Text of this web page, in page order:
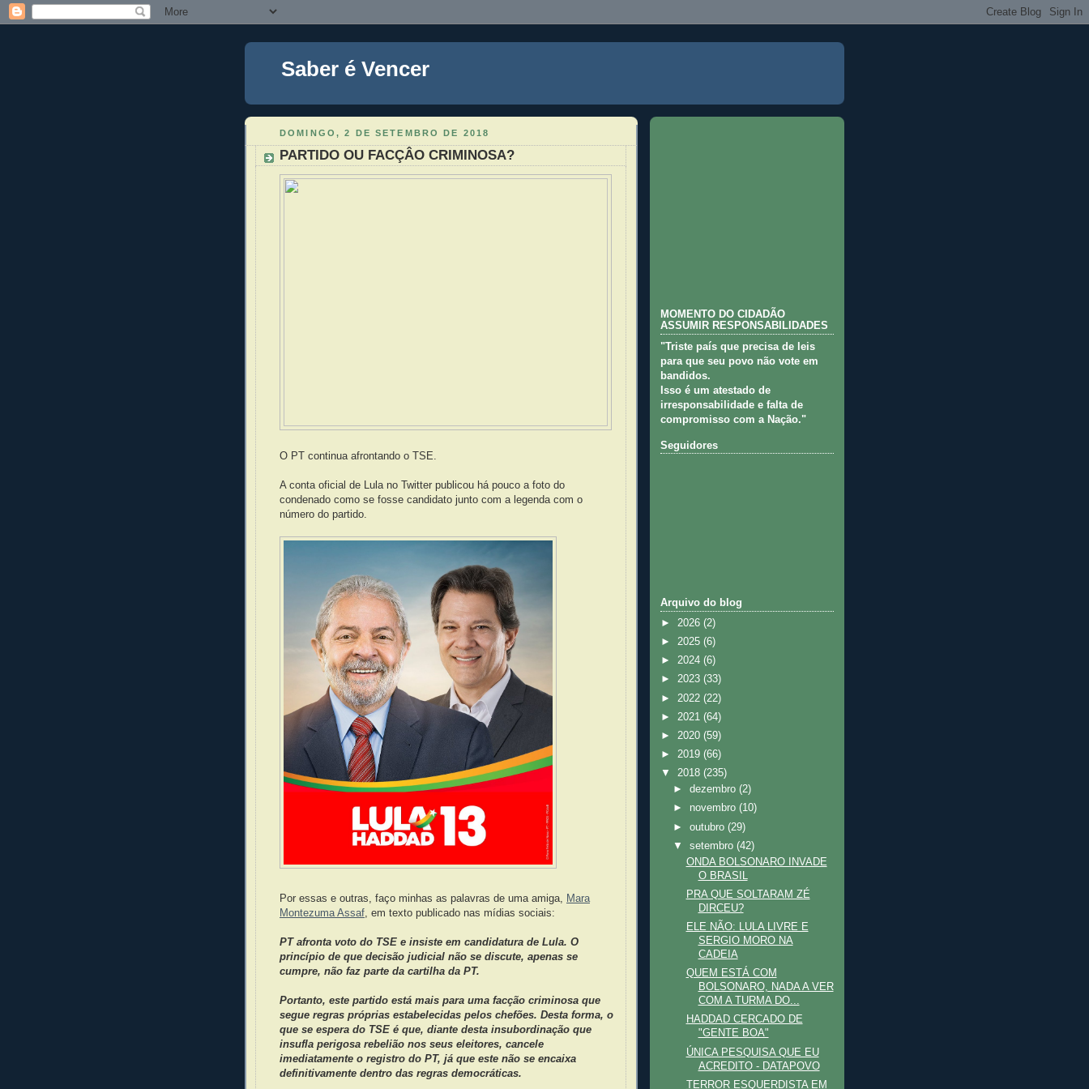
Saber é Vencer
DOMINGO, 2 DE SETEMBRO DE 2018
PARTIDO OU FACÇÂO CRIMINOSA?
O PT continua afrontando o TSE.
A conta oficial de Lula no Twitter publicou há pouco a foto do
condenado como se fosse candidato junto com a legenda com o
número do partido.
Por essas e outras, faço minhas as palavras de uma amiga,
Mara
Montezuma Assaf , em texto publicado nas mídias sociais:
PT afronta voto do TSE e insiste em candidatura de Lula. O
princípio de que decisão judicial não se discute, apenas se
cumpre, não faz parte da cartilha da PT.
Portanto, este partido está mais para uma facção criminosa que
segue regras próprias estabelecidas pelos chefões. Desta forma, o
que se espera do TSE é que, diante desta insubordinação que
insufla perigosa rebelião nos seus eleitores, cancele
imediatamente o registro do PT, já que este não se encaixa
definitivamente dentro das regras democráticas.
MOMENTO DO CIDADÃO
ASSUMIR RESPONSABILIDADES
"Triste país que precisa de leis
para que seu povo não vote em
bandidos.
Isso é um atestado de
irresponsabilidade e falta de
compromisso com a Nação."
Seguidores
Arquivo do blog
► 2026 (2)
► 2025 (6)
► 2024 (6)
► 2023 (33)
► 2022 (22)
► 2021 (64)
► 2020 (59)
► 2019 (66)
▼ 2018 (235)
►dezembro(2)
► novembro(10)
►outubro(29)
▼setembro(42)
ONDA BOLSONARO INVADE
O BRASIL
PRA QUE SOLTARAM ZÉ
DIRCEU?
ELE NÃO: LULA LIVRE E
SERGIO MORO NA
CADEIA
QUEM ESTÁ COM
BOLSONARO, NADA A VER
COM A TURMA DO...
HADDAD CERCADO DE
"GENTE BOA"
ÚNICA PESQUISA QUE EU
ACREDITO - DATAPOVO
TERROR ESQUERDISTA EM